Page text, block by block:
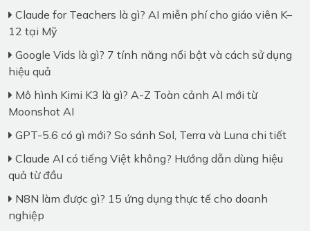
Claude for Teachers là gì? AI miễn phí cho giáo viên K–
12 tại Mỹ
Google Vids là gì? 7 tính năng nổi bật và cách sử dụng
hiệu quả
Mô hình Kimi K3 là gì? A-Z Toàn cảnh AI mới từ
Moonshot AI
GPT-5.6 có gì mới? So sánh Sol, Terra và Luna chi tiết
Claude AI có tiếng Việt không? Hướng dẫn dùng hiệu
quả từ đầu
N8N làm được gì? 15 ứng dụng thực tế cho doanh
nghiệp